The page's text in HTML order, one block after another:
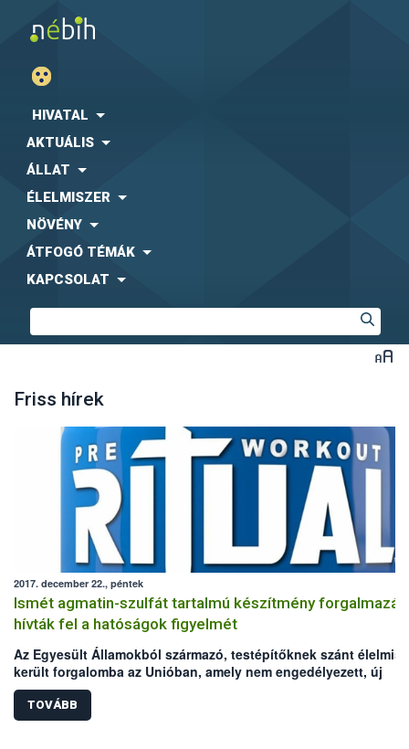
HIVATAL
AKTUÁLIS
ÁLLAT
ÉLELMISZER
NÖVÉNY
ÁTFOGÓ TÉMÁK
KAPCSOLAT
Friss hírek
2017. december 22., péntek
Ismét agmatin-szulfát tartalmú készítmény
hívták fel a hatóságok figyelmét
Az Egyesült Államokból származó, testépítőknek szánt
került forgalomba az Unióban, amely nem engedélyezett, új
élelmiszer-összetevőt (agmatin-szulfát) tartalmaz. A Nemzeti
Élelmiszerlánc-biztonsági Hivatal (Nébih) – az észt és a szlovák
hatóság bejelentése alapján – a RASFF-on keresztül értesült az
TOVÁBB